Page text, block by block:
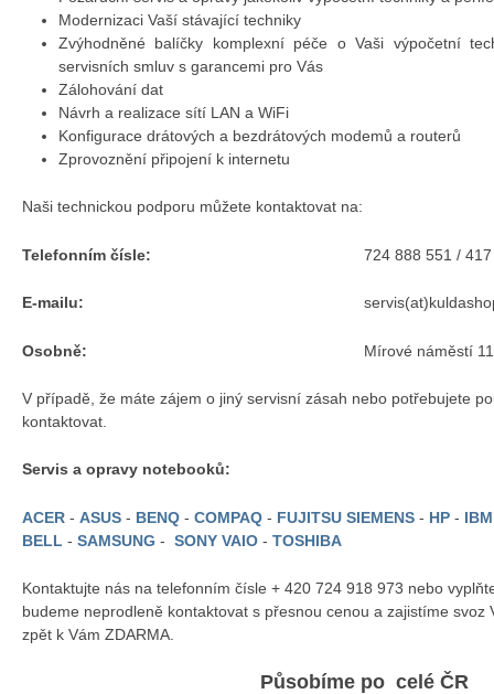
Modernizaci Vaší stávající techniky
Zvýhodněné balíčky komplexní péče o Vaši výpočetní
servisních smluv s garancemi pro Vás
Zálohování dat
Návrh a realizace sítí LAN a WiFi
Konfigurace drátových a bezdrátových modemů a routerů
Zprovoznění připojení k internetu
Naši technickou podporu můžete kontaktovat na:
Telefonním čísle:
E-mailu:
Osobně:
724 888 551 /
Mírové náměstí
V případě, že máte zájem o jiný servisní zásah nebo potřebujete
kontaktovat.
Servis a opravy notebooků:
ACER - ASUS - BENQ - COMPAQ - FUJITSU SIEMENS - HP -
BELL - SAMSUNG - SONY VAIO - TOSHIBA
Kontaktujte nás na telefonním čísle + 420 724 918 973 nebo
budeme neprodleně kontaktovat s přesnou cenou a zajistíme svoz
zpět k Vám ZDARMA.
Působíme po celé ČR